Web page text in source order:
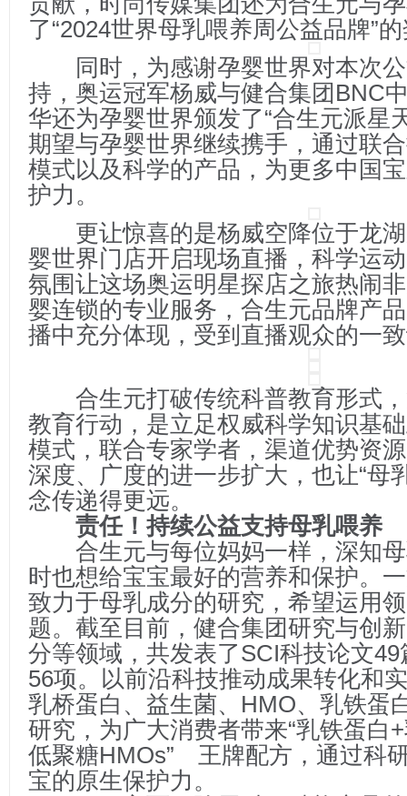
了“2024世界母乳喂养周公益品牌”
同时，为感谢孕婴世界对本次公
持，奥运冠军杨威与健合集团BNC
华还为孕婴世界颁发了“合生元派星
期望与孕婴世界继续携手，通过联
模式以及科学的产品，为更多中国
护力。
更让惊喜的是杨威空降位于龙湖
婴世界门店开启现场直播，科学运
氛围让这场奥运明星探店之旅热闹
婴连锁的专业服务，合生元品牌产
播中充分体现，受到直播观众的一
合生元打破传统科普教育形式，
教育行动，是立足权威科学知识基
模式，联合专家学者，渠道优势资
深度、广度的进一步扩大，也让“母
念传递得更远。
责任！持续公益支持母乳喂养
合生元与每位妈妈一样，深知母
时也想给宝宝最好的营养和保护。
致力于母乳成分的研究，希望运用
题。截至目前，健合集团研究与创
分等领域，共发表了SCI科技论文
56项。以前沿科技推动成果转化和
乳桥蛋白、益生菌、HMO、乳铁蛋
研究，为广大消费者带来“乳铁蛋白
低聚糖HMOs” 王牌配方，通过科
宝的原生保护力。